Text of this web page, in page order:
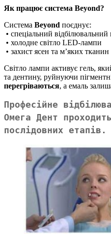
Як працює система Beyond?
Система Beyond поєднує:
• спеціальний відбілювальний
• холодне світло LED-лампи
• захист ясен та м’яких тканин
Світло лампи активує гель,
та дентину, руйнуючи
перегріваються, а емаль
Професійне
Омега Дент
послідовних етапів.